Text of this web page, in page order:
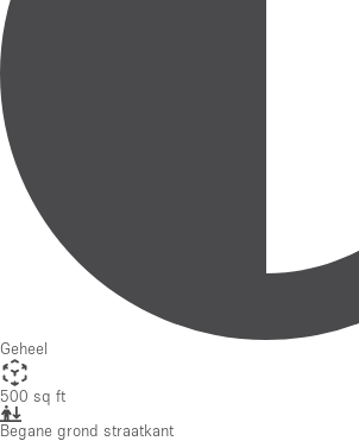
Geheel
500 sq ft
Begane grond straatkant